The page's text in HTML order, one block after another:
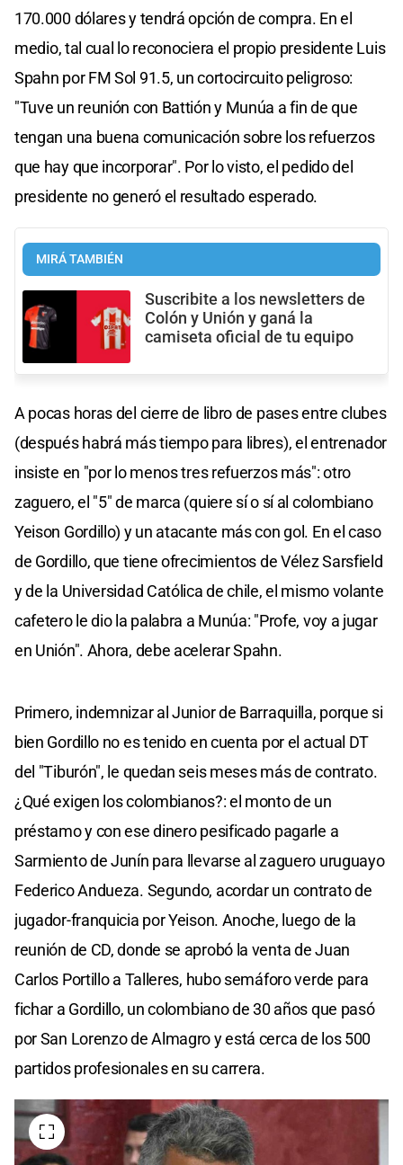
170.000 dólares y tendrá opción de compra. En el
medio, tal cual lo reconociera el propio presidente Luis
Spahn por FM Sol 91.5, un cortocircuito peligroso:
"Tuve un reunión con Battión y Munúa a fin de que
tengan una buena comunicación sobre los refuerzos
que hay que incorporar". Por lo visto, el pedido del
presidente no generó el resultado esperado.
MIRÁ TAMBIÉN
Suscribite a los newsletters de
Colón y Unión y ganá la
camiseta oficial de tu equipo
A pocas horas del cierre de libro de pases entre clubes
(después habrá más tiempo para libres), el entrenador
insiste en "por lo menos tres refuerzos más": otro
zaguero, el "5" de marca (quiere sí o sí al colombiano
Yeison Gordillo) y un atacante más con gol. En el caso
de Gordillo, que tiene ofrecimientos de Vélez Sarsfield
y de la Universidad Católica de chile, el mismo volante
cafetero le dio la palabra a Munúa: "Profe, voy a jugar
en Unión". Ahora, debe acelerar Spahn.
Primero, indemnizar al Junior de Barraquilla, porque si
bien Gordillo no es tenido en cuenta por el actual DT
del "Tiburón", le quedan seis meses más de contrato.
¿Qué exigen los colombianos?: el monto de un
préstamo y con ese dinero pesificado pagarle a
Sarmiento de Junín para llevarse al zaguero uruguayo
Federico Andueza. Segundo, acordar un contrato de
jugador-franquicia por Yeison. Anoche, luego de la
reunión de CD, donde se aprobó la venta de Juan
Carlos Portillo a Talleres, hubo semáforo verde para
fichar a Gordillo, un colombiano de 30 años que pasó
por San Lorenzo de Almagro y está cerca de los 500
partidos profesionales en su carrera.